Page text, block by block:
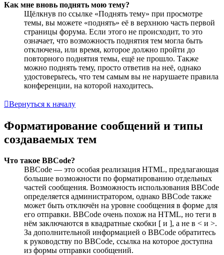
Как мне вновь поднять мою тему?
Щёлкнув по ссылке «Поднять тему» при просмотре
темы, вы можете «поднять» её в верхнюю часть первой
страницы форума. Если этого не происходит, то это
означает, что возможность поднятия тем могла быть
отключена, или время, которое должно пройти до
повторного поднятия темы, ещё не прошло. Также
можно поднять тему, просто ответив на неё, однако
удостоверьтесь, что тем самым вы не нарушаете правила
конференции, на которой находитесь.
Вернуться к началу
Форматирование сообщений и типы
создаваемых тем
Что такое BBCode?
BBCode — это особая реализация HTML, предлагающая
большие возможности по форматированию отдельных
частей сообщения. Возможность использования BBCode
определяется администратором, однако BBCode также
может быть отключён на уровне сообщения в форме для
его отправки. BBCode очень похож на HTML, но теги в
нём заключаются в квадратные скобки [ и ], а не в < и >.
За дополнительной информацией о BBCode обратитесь
к руководству по BBCode, ссылка на которое доступна
из формы отправки сообщений.